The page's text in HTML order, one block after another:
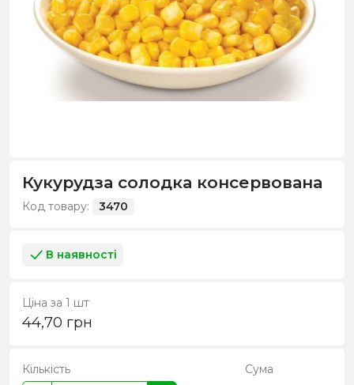
Кукурудза солодка консервована
Код товару: 3470
В наявності
Ціна за 1 шт
44,70 грн
Кількість Сума